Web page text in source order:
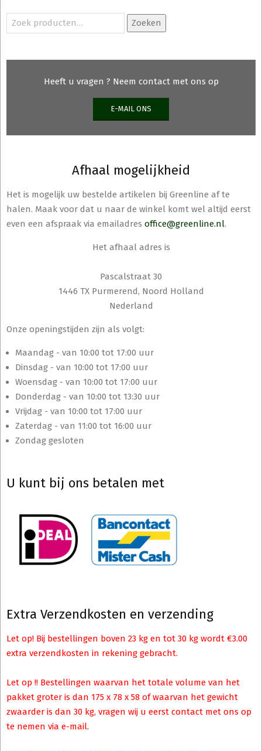
Zoeken
naar:
Zoeken
Heeft u vragen ? Neem contact met ons op
E-MAIL ONS
Afhaal mogelijkheid
Het is mogelijk uw bestelde artikelen bij Greenline af te
halen. Maak voor dat u naar de winkel komt wel altijd eerst
even een afspraak via emailadres office@greenline.nl.
Het afhaal adres is
Pascalstraat 30
1446 TX Purmerend, Noord Holland
Nederland
Onze openingstijden zijn als volgt:
Maandag - van 10:00 tot 17:00 uur
Dinsdag - van 10:00 tot 17:00 uur
Woensdag - van 10:00 tot 17:00 uur
Donderdag - van 10:00 tot 13:30 uur
Vrijdag - van 10:00 tot 17:00 uur
Zaterdag - van 11:00 tot 16:00 uur
Zondag gesloten
U kunt bij ons betalen met
Extra Verzendkosten en verzending
Let op! Bij bestellingen boven 23 kg en tot 30 kg wordt €3.00
extra verzendkosten in rekening gebracht.
Let op !! Bestellingen waarvan het totale volume van het
pakket groter is dan 175 x 78 x 58 of waarvan het gewicht
zwaarder is dan 30 kg, vragen wij u eerst contact met ons op
te nemen via e-mail.